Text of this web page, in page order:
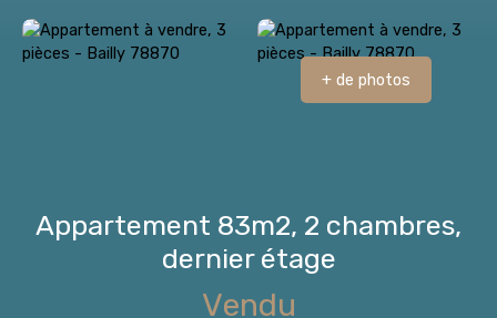
+ de photos
Appartement 83m2, 2 chambres,
dernier étage
Vendu